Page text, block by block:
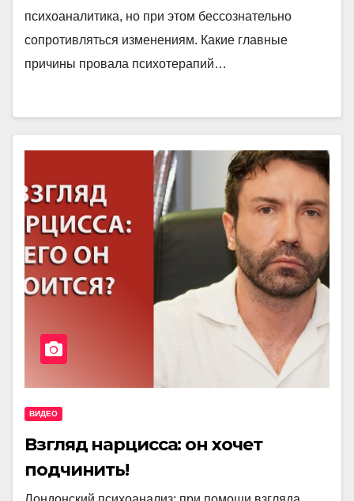
психоаналитика, но при этом бессознательно
сопротивляться изменениям. Какие главные
причины провала психотерапий…
ВИДЕО
Взгляд нарцисса: он хочет
подчинить!